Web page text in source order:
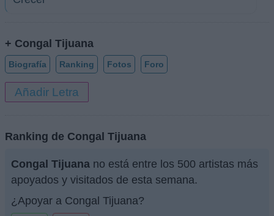
+ Congal Tijuana
Biografía Ranking Fotos Foro
Añadir Letra
Ranking de Congal Tijuana
Congal Tijuana no está entre los 500 artistas más
apoyados y visitados de esta semana.
¿Apoyar a Congal Tijuana?